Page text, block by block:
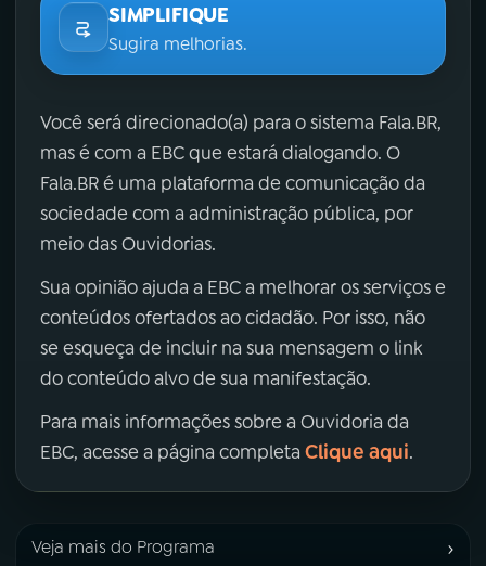
SIMPLIFIQUE
Sugira melhorias.
Você será direcionado(a) para o sistema Fala.BR,
mas é com a EBC que estará dialogando. O
Fala.BR é uma plataforma de comunicação da
sociedade com a administração pública, por
meio das Ouvidorias.
Sua opinião ajuda a EBC a melhorar os serviços e
conteúdos ofertados ao cidadão. Por isso, não
se esqueça de incluir na sua mensagem o link
do conteúdo alvo de sua manifestação.
Para mais informações sobre a Ouvidoria da
EBC, acesse a página completa Clique aqui.
Veja mais do Programa ›